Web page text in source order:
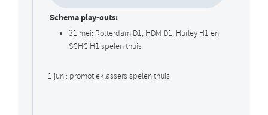
Schema play-outs:
31 mei: Rotterdam D1, HDM D1, Hurley H1 en
SCHC H1 spelen thuis
1 juni: promotieklassers spelen thuis